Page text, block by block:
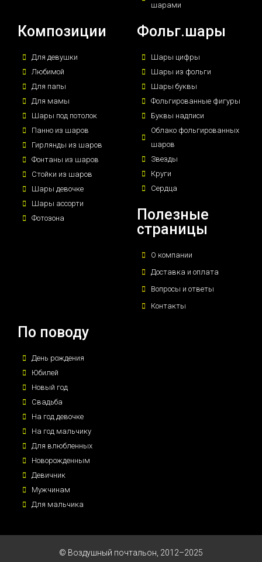
шарами
Композиции
Для девушки
Любимой
Для папы
Для мамы
Шары под потолок
Панно из шаров
Гирлянды из шаров
Фонтаны из шаров
Стойки из шаров
Шары девочке
Шары ассорти
Фотозона
Фольг.шары
Шары цифры
Шары из фольги
Шары буквы
Фольгированные фигуры
Буквы надписи
Облако фольгированных
шаров
Звезды
Круги
Сердца
Полезные
страницы
О компании
Доставка и оплата
Вопросы и ответы
Контакты
По поводу
День рождения
Юбилей
Новый год
Свадьба
На год девочке
На год мальчику
Для влюбленных
Новорожденным
Девичник
Мужчинам
Для мальчика
© Воздушный почтальон, 2012–2025